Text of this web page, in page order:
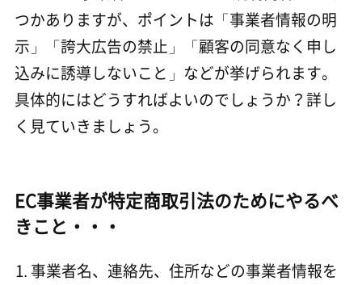
つかありますが、ポイントは「事業者情報の明
示」「誇大広告の禁止」「顧客の同意なく申し
込みに誘導しないこと」などが挙げられます。
具体的にはどうすればよいのでしょうか？詳し
く見ていきましょう。
EC事業者が特定商取引法のためにやるべ
きこと・・・
事業者名、連絡先、住所などの事業者情報を